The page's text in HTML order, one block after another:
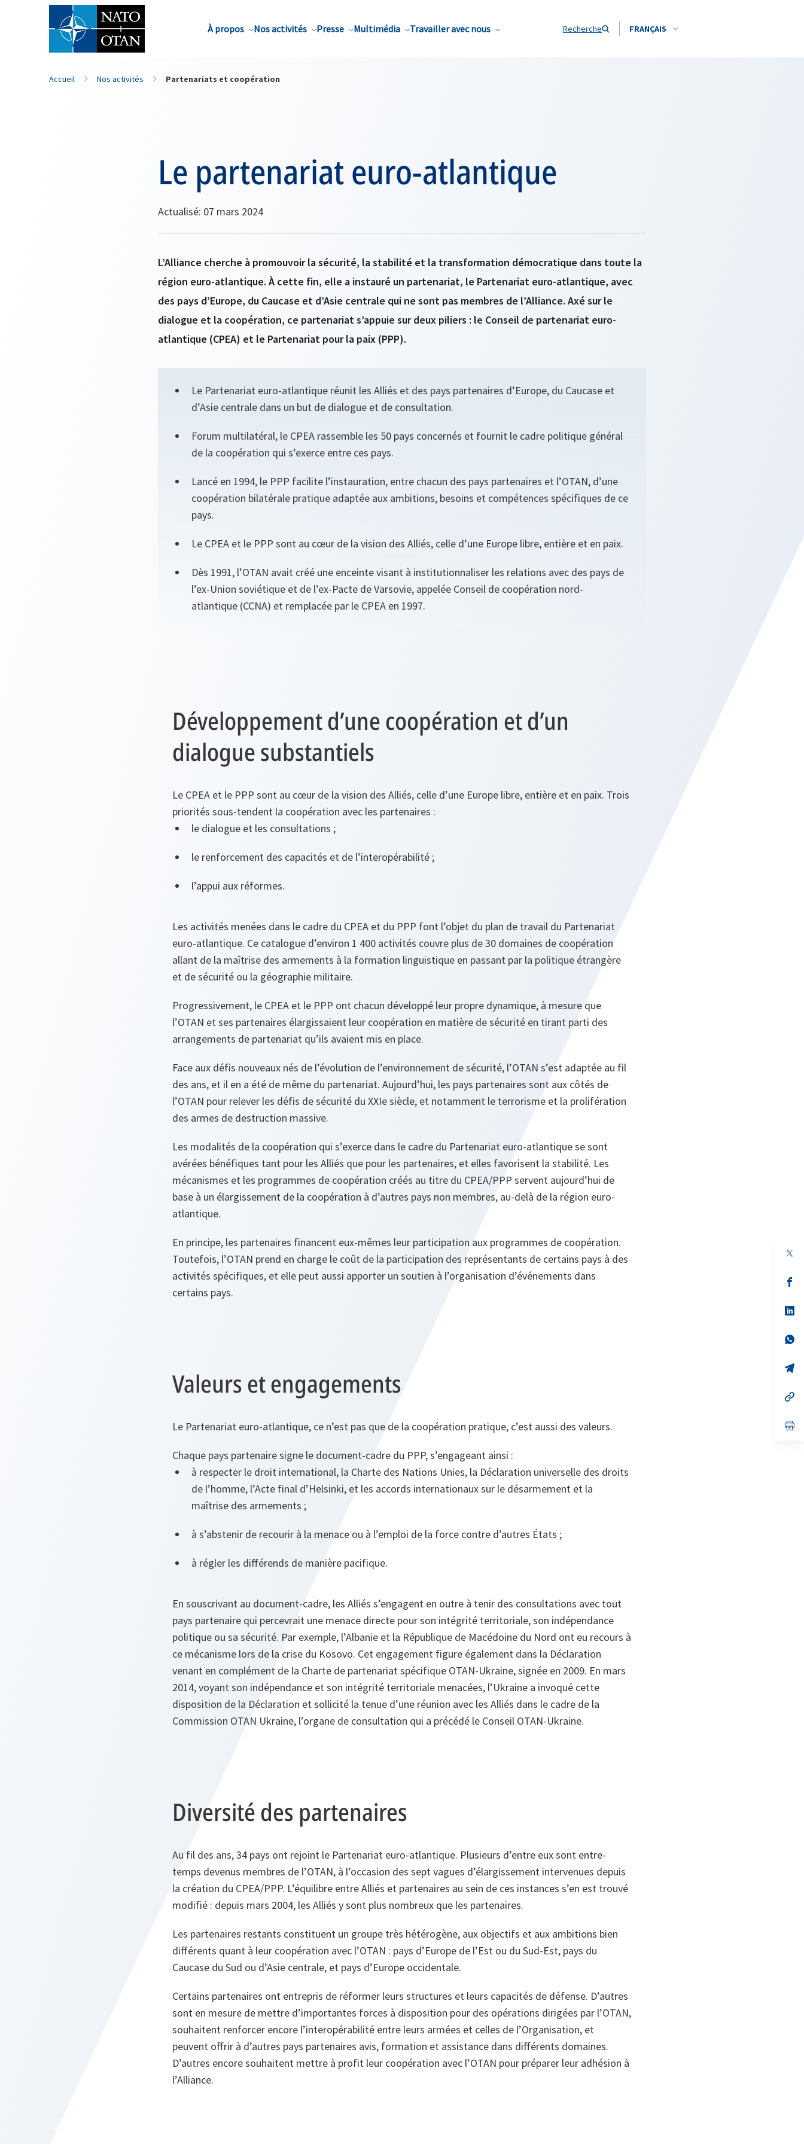
À propos Nos activités Presse Multimédia Travailler avec nous Recherche FRANÇAIS
Nom de famille*
Accueil Nos activités Partenariats et coopération
Le partenariat euro-atlantique
Actualisé: 07 mars 2024
L’Alliance cherche à promouvoir la sécurité, la stabilité et la transformation démocratique dans toute la
région euro-atlantique. À cette fin, elle a instauré un partenariat, le Partenariat euro-atlantique, avec
des pays d’Europe, du Caucase et d’Asie centrale qui ne sont pas membres de l’Alliance. Axé sur le
dialogue et la coopération, ce partenariat s’appuie sur deux piliers : le Conseil de partenariat euro-
atlantique (CPEA) et le Partenariat pour la paix (PPP).
Le Partenariat euro-atlantique réunit les Alliés et des pays partenaires d’Europe, du Caucase et
d’Asie centrale dans un but de dialogue et de consultation.
Forum multilatéral, le CPEA rassemble les 50 pays concernés et fournit le cadre politique général
de la coopération qui s’exerce entre ces pays.
Lancé en 1994, le PPP facilite l’instauration, entre chacun des pays partenaires et l’OTAN, d’une
coopération bilatérale pratique adaptée aux ambitions, besoins et compétences spécifiques de ce
pays.
Le CPEA et le PPP sont au cœur de la vision des Alliés, celle d’une Europe libre, entière et en paix.
Dès 1991, l’OTAN avait créé une enceinte visant à institutionnaliser les relations avec des pays de
l’ex-Union soviétique et de l’ex-Pacte de Varsovie, appelée Conseil de coopération nord-
atlantique (CCNA) et remplacée par le CPEA en 1997.
Développement d’une coopération et d’un
dialogue substantiels
Le CPEA et le PPP sont au cœur de la vision des Alliés, celle d’une Europe libre, entière et en paix. Trois
priorités sous-tendent la coopération avec les partenaires :
le dialogue et les consultations ;
le renforcement des capacités et de l’interopérabilité ;
l’appui aux réformes.
Les activités menées dans le cadre du CPEA et du PPP font l’objet du plan de travail du Partenariat
euro-atlantique. Ce catalogue d’environ 1 400 activités couvre plus de 30 domaines de coopération
allant de la maîtrise des armements à la formation linguistique en passant par la politique étrangère
et de sécurité ou la géographie militaire.
Progressivement, le CPEA et le PPP ont chacun développé leur propre dynamique, à mesure que
l’OTAN et ses partenaires élargissaient leur coopération en matière de sécurité en tirant parti des
arrangements de partenariat qu’ils avaient mis en place.
Face aux défis nouveaux nés de l’évolution de l’environnement de sécurité, l’OTAN s’est adaptée au fil
des ans, et il en a été de même du partenariat. Aujourd’hui, les pays partenaires sont aux côtés de
l’OTAN pour relever les défis de sécurité du XXIe siècle, et notamment le terrorisme et la prolifération
des armes de destruction massive.
Les modalités de la coopération qui s’exerce dans le cadre du Partenariat euro‑atlantique se sont
avérées bénéfiques tant pour les Alliés que pour les partenaires, et elles favorisent la stabilité. Les
mécanismes et les programmes de coopération créés au titre du CPEA/PPP servent aujourd’hui de
base à un élargissement de la coopération à d’autres pays non membres, au-delà de la région euro-
atlantique.
En principe, les partenaires financent eux-mêmes leur participation aux programmes de coopération.
Toutefois, l’OTAN prend en charge le coût de la participation des représentants de certains pays à des
activités spécifiques, et elle peut aussi apporter un soutien à l’organisation d’événements dans
certains pays.
Valeurs et engagements
Le Partenariat euro-atlantique, ce n’est pas que de la coopération pratique, c’est aussi des valeurs.
Chaque pays partenaire signe le document-cadre du PPP, s’engageant ainsi :
à respecter le droit international, la Charte des Nations Unies, la Déclaration universelle des droits
de l’homme, l’Acte final d’Helsinki, et les accords internationaux sur le désarmement et la
maîtrise des armements ;
à s’abstenir de recourir à la menace ou à l’emploi de la force contre d’autres États ;
à régler les différends de manière pacifique.
En souscrivant au document-cadre, les Alliés s’engagent en outre à tenir des consultations avec tout
pays partenaire qui percevrait une menace directe pour son intégrité territoriale, son indépendance
politique ou sa sécurité. Par exemple, l’Albanie et la République de Macédoine du Nord ont eu recours à
ce mécanisme lors de la crise du Kosovo. Cet engagement figure également dans la Déclaration
venant en complément de la Charte de partenariat spécifique OTAN-Ukraine, signée en 2009. En mars
2014, voyant son indépendance et son intégrité territoriale menacées, l’Ukraine a invoqué cette
disposition de la Déclaration et sollicité la tenue d’une réunion avec les Alliés dans le cadre de la
Commission OTAN Ukraine, l’organe de consultation qui a précédé le Conseil OTAN-Ukraine.
Diversité des partenaires
Au fil des ans, 34 pays ont rejoint le Partenariat euro-atlantique. Plusieurs d’entre eux sont entre-
temps devenus membres de l’OTAN, à l’occasion des sept vagues d’élargissement intervenues depuis
la création du CPEA/PPP. L’équilibre entre Alliés et partenaires au sein de ces instances s’en est trouvé
modifié : depuis mars 2004, les Alliés y sont plus nombreux que les partenaires.
Les partenaires restants constituent un groupe très hétérogène, aux objectifs et aux ambitions bien
différents quant à leur coopération avec l’OTAN : pays d’Europe de l’Est ou du Sud-Est, pays du
Caucase du Sud ou d’Asie centrale, et pays d’Europe occidentale.
Certains partenaires ont entrepris de réformer leurs structures et leurs capacités de défense. D’autres
sont en mesure de mettre d’importantes forces à disposition pour des opérations dirigées par l’OTAN,
souhaitent renforcer encore l’interopérabilité entre leurs armées et celles de l’Organisation, et
peuvent offrir à d’autres pays partenaires avis, formation et assistance dans différents domaines.
D’autres encore souhaitent mettre à profit leur coopération avec l’OTAN pour préparer leur adhésion à
l’Alliance.